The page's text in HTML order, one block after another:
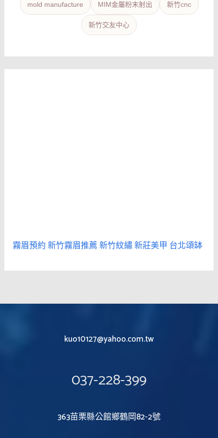
mold manufacture MIM金屬粉末射出 新竹cnc
新竹交友中心
霧眉預約新竹霧眉推薦新竹紋繡新莊美甲 台北頌缽
kuo10127@yahoo.com.tw
037-228-399
363苗栗縣公館鄉鶴岡82-2號